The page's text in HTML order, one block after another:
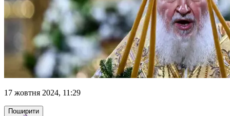
17 жовтня 2024, 11:29
Поширити